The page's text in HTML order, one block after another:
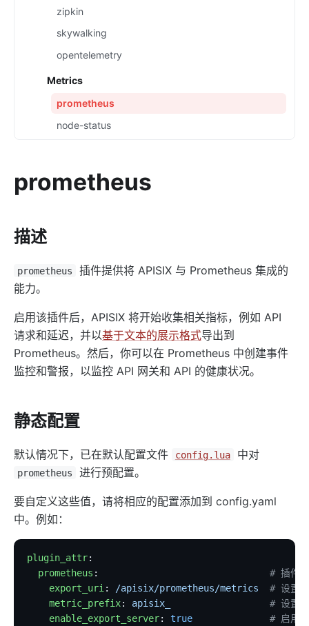
zipkin
skywalking
opentelemetry
Metrics
prometheus
node-status
clickhouse-logger
syslog
log-rotate
sls-logger
splunk-hec-logging
file-logger
loggly
elasticsearch-logger
loki-logger
Lago Billing (lago)
Serverless
prometheus
描述
prometheus
插件提供将 APISIX 与 Prometheus 集成的
能力。
启用该插件后，APISIX 将开始收集相关指标，例如 API
请求和延迟，并以基于文本的展示格式导出到
Prometheus。然后，你可以在 Prometheus 中创建事件
监控和警报，以监控 API 网关和 API 的健康状况。
静态配置
默认情况下，已在默认配置文件 config.lua 中对
prometheus 进行预配置。
要自定义这些值，请将相应的配置添加到 config.yaml
中。例如：
plugin_attr:
  prometheus
: # 插件
    export_uri
: /apisix/prometheus/metrics
# 设置
    metric_prefix
: apisix_
# 设置
    enable_export_server
: true
# 启用